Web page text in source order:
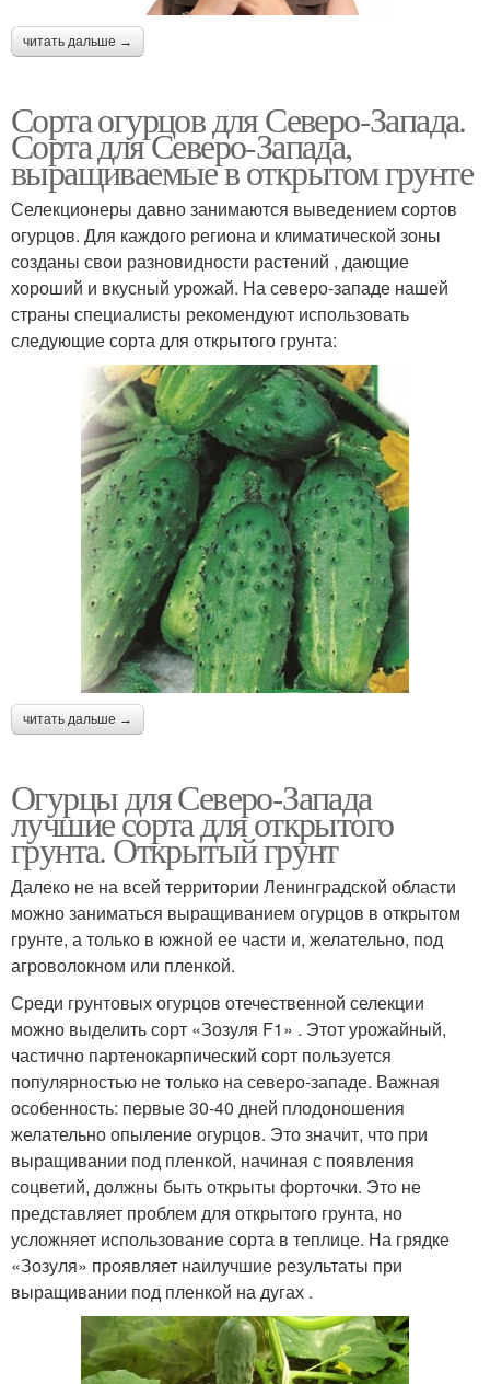
читать дальше →
Сорта огурцов для Северо-Запада.
Сорта для Северо-Запада,
выращиваемые в открытом грунте
Селекционеры давно занимаются выведением сортов
огурцов. Для каждого региона и климатической зоны
созданы свои разновидности растений , дающие
хороший и вкусный урожай. На северо-западе нашей
страны специалисты рекомендуют использовать
следующие сорта для открытого грунта:
читать дальше →
Огурцы для Северо-Запада
лучшие сорта для открытого
грунта. Открытый грунт
Далеко не на всей территории Ленинградской области
можно заниматься выращиванием огурцов в открытом
грунте, а только в южной ее части и, желательно, под
агроволокном или пленкой.
Среди грунтовых огурцов отечественной селекции
можно выделить сорт «Зозуля F1» . Этот урожайный,
частично партенокарпический сорт пользуется
популярностью не только на северо-западе. Важная
особенность: первые 30-40 дней плодоношения
желательно опыление огурцов. Это значит, что при
выращивании под пленкой, начиная с появления
соцветий, должны быть открыты форточки. Это не
представляет проблем для открытого грунта, но
усложняет использование сорта в теплице. На грядке
«Зозуля» проявляет наилучшие результаты при
выращивании под пленкой на дугах .